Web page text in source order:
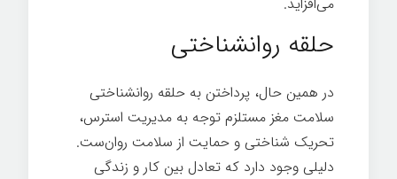
حلقه روانشناختی
در همین حال، پرداختن به حلقه روانشناختی
سلامت مغز مستلزم توجه به مدیریت استرس،
تحریک شناختی و حمایت از سلامت روان‌ست.
دلیلی وجود دارد که تعادل بین کار و زندگی